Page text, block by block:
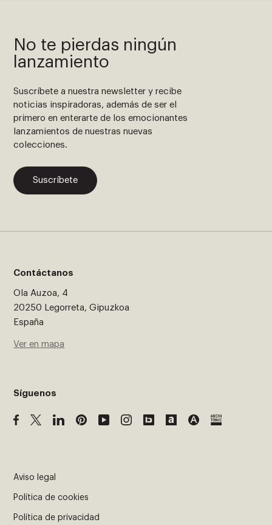
No te pierdas ningún
lanzamiento
Suscríbete a nuestra newsletter y recibe
noticias inspiradoras, además de ser el
primero en enterarte de los emocionantes
lanzamientos de nuestras nuevas
colecciones.
Suscríbete
Contáctanos
Ola Auzoa, 4
20250 Legorreta, Gipuzkoa
España
Ver en mapa
Síguenos
Aviso legal
Política de cookies
Política de privacidad